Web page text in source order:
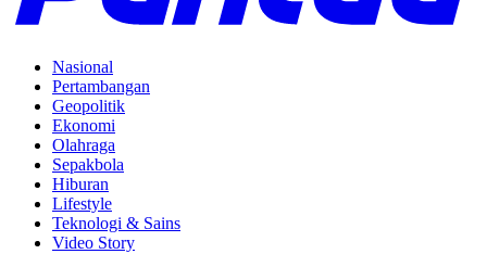
Nasional
Pertambangan
Geopolitik
Ekonomi
Olahraga
Sepakbola
Hiburan
Lifestyle
Teknologi & Sains
Video Story